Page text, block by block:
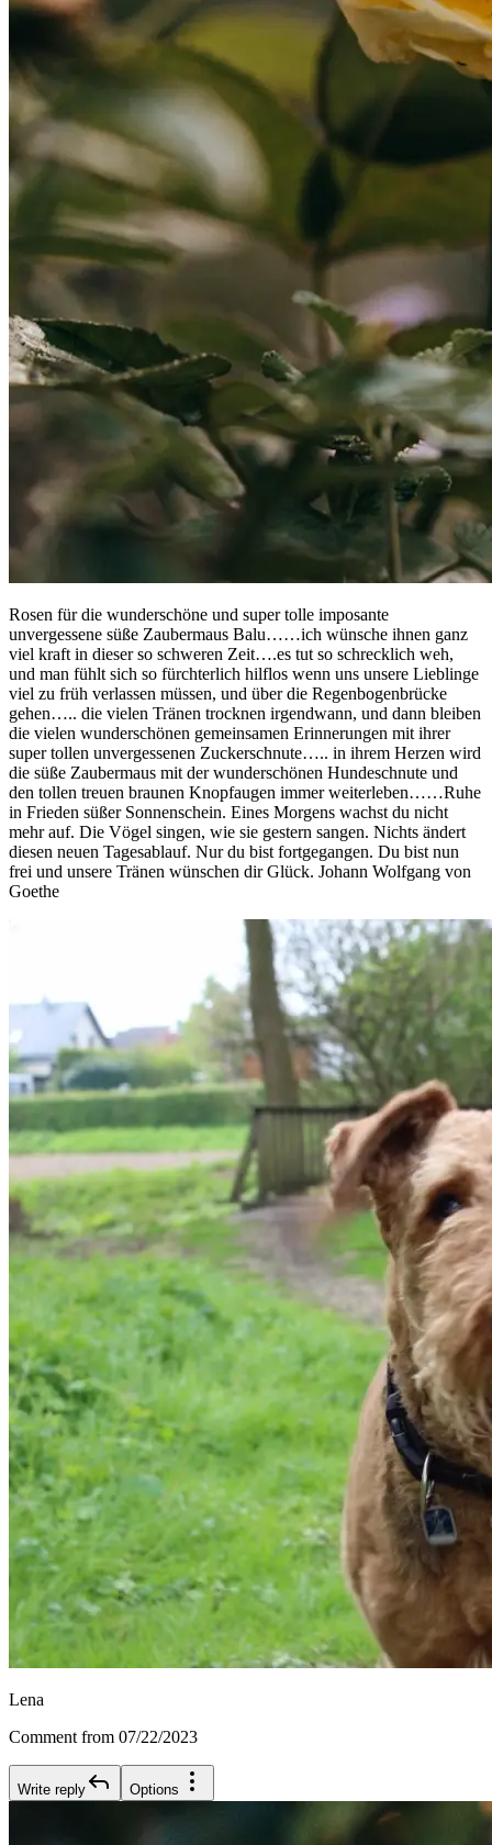
Rosen für die wunderschöne und super tolle imposante
unvergessene süße Zaubermaus Balu……ich wünsche ihnen ganz
viel kraft in dieser so schweren Zeit….es tut so schrecklich weh,
und man fühlt sich so fürchterlich hilflos wenn uns unsere Lieblinge
viel zu früh verlassen müssen, und über die Regenbogenbrücke
gehen….. die vielen Tränen trocknen irgendwann, und dann bleiben
die vielen wunderschönen gemeinsamen Erinnerungen mit ihrer
super tollen unvergessenen Zuckerschnute….. in ihrem Herzen wird
die süße Zaubermaus mit der wunderschönen Hundeschnute und
den tollen treuen braunen Knopfaugen immer weiterleben……Ruhe
in Frieden süßer Sonnenschein. Eines Morgens wachst du nicht
mehr auf. Die Vögel singen, wie sie gestern sangen. Nichts ändert
diesen neuen Tagesablauf. Nur du bist fortgegangen. Du bist nun
frei und unsere Tränen wünschen dir Glück. Johann Wolfgang von
Goethe
Lena
Comment from 07/22/2023
Write reply Options